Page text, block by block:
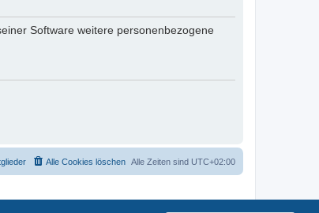
Software weitere personenbezogene
Alle Zeiten sind UTC+02:00
Alle Cookies löschen